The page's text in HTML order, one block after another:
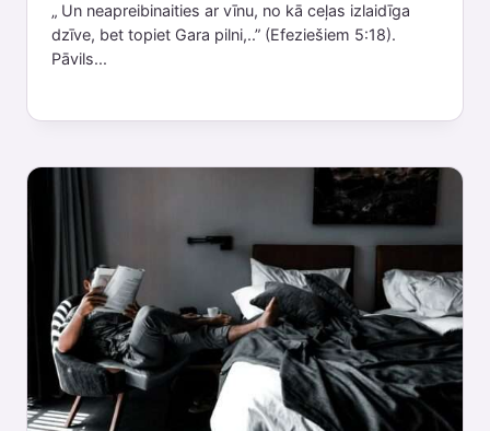
„ Un neapreibinaities ar vīnu, no kā ceļas izlaidīga
dzīve, bet topiet Gara pilni,..” (Efeziešiem 5:18).
Pāvils...